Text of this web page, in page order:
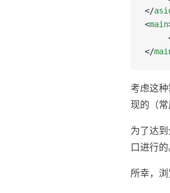
</
<main
</
考虑这
现的（常
为了达
口进行的
所幸，